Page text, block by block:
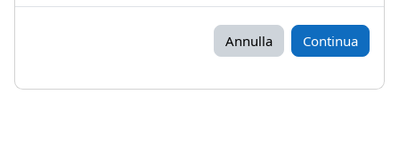
Annulla Continua